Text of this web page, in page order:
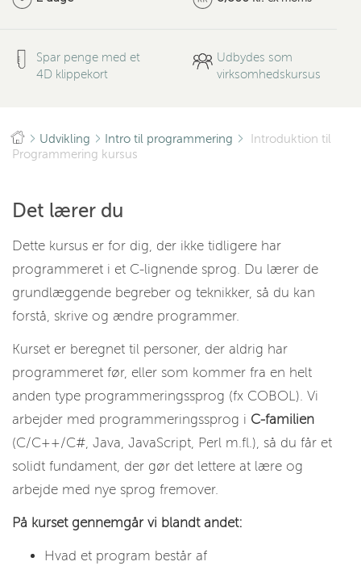
Spar penge med et
4D klippekort
Udbydes som
virksomhedskursus
Udvikling Intro til programmering
Introduktion til
Programmering kursus
Det lærer du
Dette kursus er for dig, der ikke tidligere har
programmeret i et C-lignende sprog. Du lærer de
grundlæggende begreber og teknikker, så du kan
forstå, skrive og ændre programmer.
Kurset er beregnet til personer, der aldrig har
programmeret før, eller som kommer fra en helt
anden type programmeringssprog (fx COBOL). Vi
arbejder med programmeringssprog i C-familien
(C/C++/C#, Java, JavaScript, Perl m.fl.), så du får et
solidt fundament, der gør det lettere at lære og
arbejde med nye sprog fremover.
På kurset gennemgår vi blandt andet:
Hvad et program består af